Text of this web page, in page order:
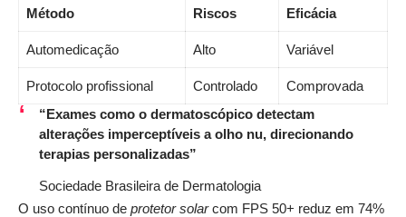
Método
Riscos Eficácia
Automedicação Alto Variável
Protocolo profissional Controlado
Comprovada
“Exames como o dermatoscópico detectam
alterações imperceptíveis a olho nu, direcionando
terapias personalizadas”
Sociedade Brasileira de Dermatologia
O uso contínuo de protetor solarcom FPS 50+ reduz em 74%